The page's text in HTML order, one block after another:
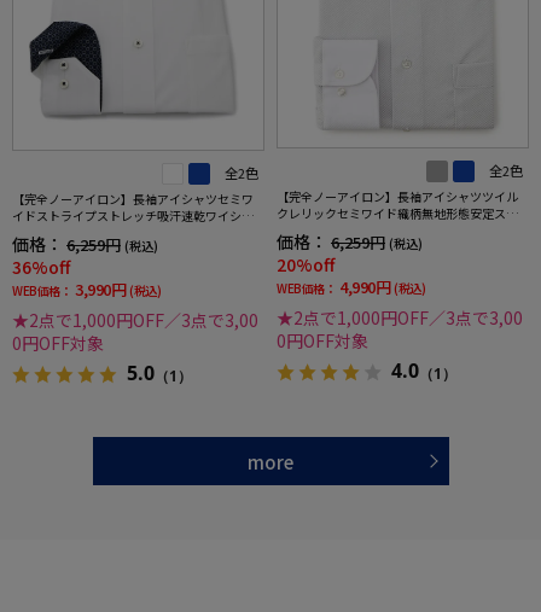
全2色
【完全ノーアイロン】長袖アイシャツセミワ
イドストライプストレッチ吸汗速乾ワイシャ
ツi-shirt通年
価格： 6,259円 (税込)
36%off
WEB価格： 3,990円 (税込)
★2点で1,000円OFF／3点で3,00
0円OFF対象
5.0 （1）
全2色
【完全ノーアイロン】長袖アイシャツツイル
クレリックセミワイド織柄無地形態安定スト
レッチ吸汗速乾ニット素材ワイシャツ通年
価格： 6,259円 (税込)
20%off
WEB価格： 4,990円 (税込)
★2点で1,000円OFF／3点で3,00
0円OFF対象
4.0 （1）
more